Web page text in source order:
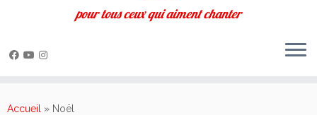
au
pour tous ceux qui aiment chanter
Accueil » Noël